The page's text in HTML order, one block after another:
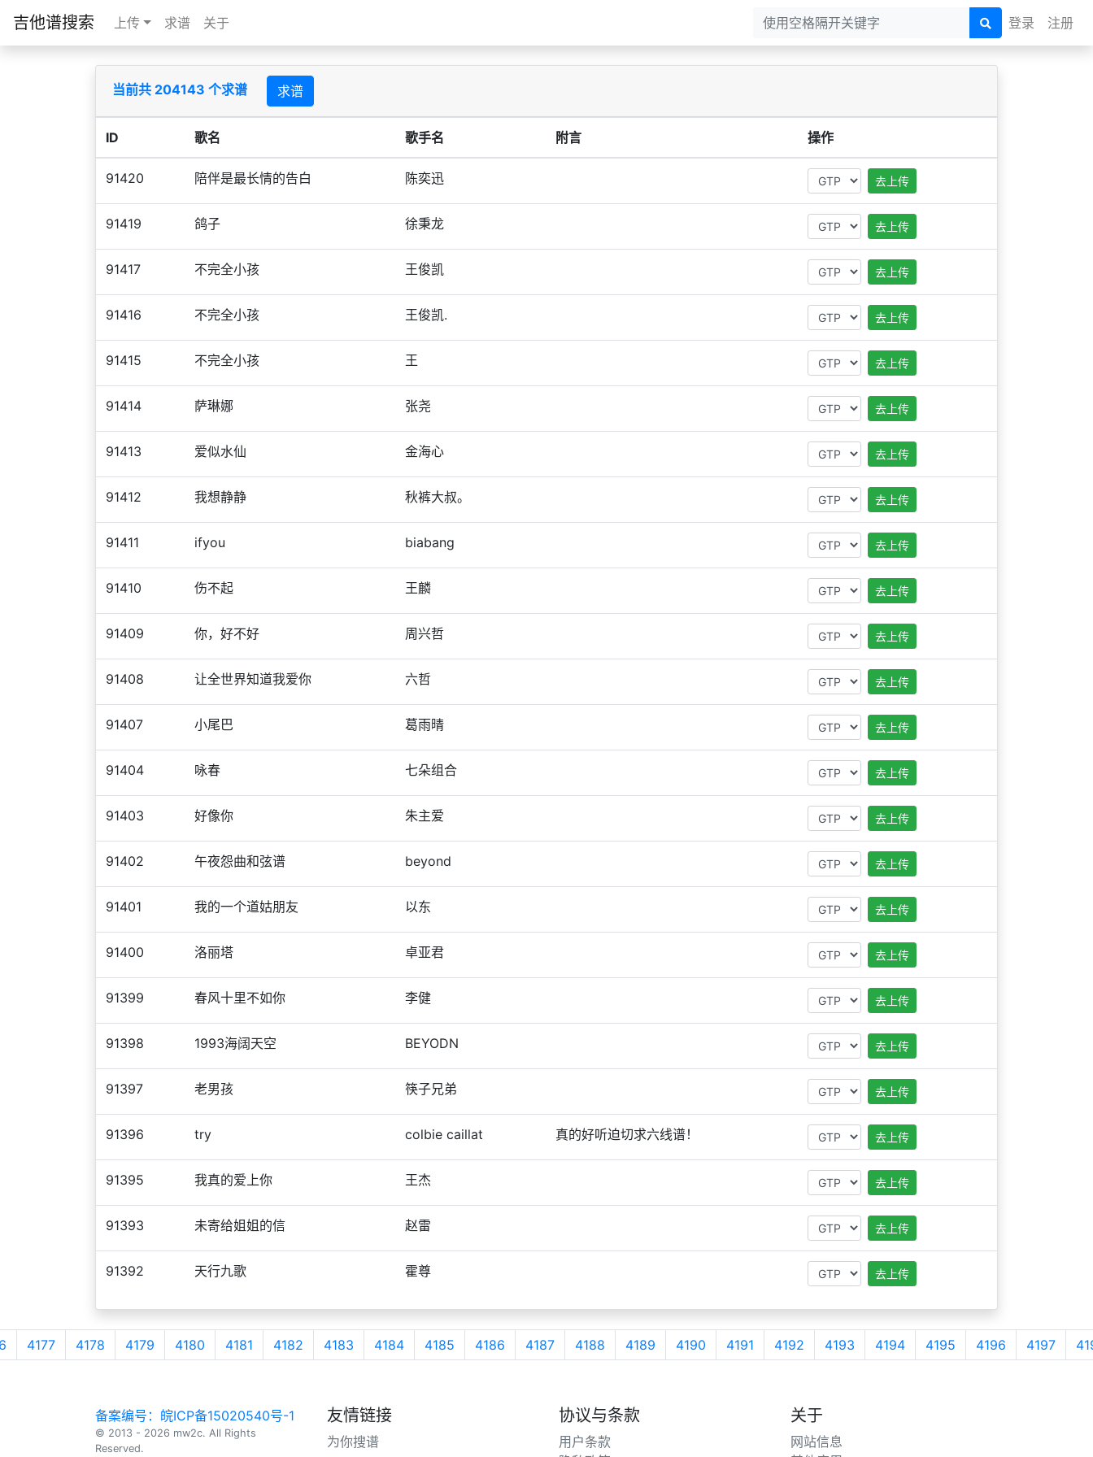
吉他谱搜索 上传 求谱 关于 登录 注册
当前共 204143 个求谱 求谱
ID 歌名 歌手名 附言 操作
91420 陪伴是最长情的告白 陈奕迅 去上传
91419 鸽子 徐秉龙 去上传
91417 不完全小孩 王俊凯 去上传
91416 不完全小孩 王俊凯. 去上传
91415 不完全小孩 王 去上传
91414 萨琳娜 张尧 去上传
91413 爱似水仙 金海心 去上传
91412 我想静静 秋裤大叔。 去上传
91411 ifyou biabang 去上传
91410 伤不起 王麟 去上传
91409 你，好不好 周兴哲 去上传
91408 让全世界知道我爱你 六哲 去上传
91407 小尾巴 葛雨晴 去上传
91404 咏春 七朵组合 去上传
91403 好像你 朱主爱 去上传
91402 午夜怨曲和弦谱 beyond 去上传
91401 我的一个道姑朋友 以东 去上传
91400 洛丽塔 卓亚君 去上传
91399 春风十里不如你 李健 去上传
91398 1993海阔天空 BEYODN 去上传
91397 老男孩 筷子兄弟 去上传
91396 try colbie caillat 真的好听迫切求六线谱！ 去上传
91395 我真的爱上你 王杰 去上传
91393 未寄给姐姐的信 赵雷 去上传
91392 天行九歌 霍尊 去上传
4177 4178 4179 4180 4181 4182 4183 4184 4185 4186 4187 4188 4189 4190 4191 4192 4193 4194 4195 4196 4197
备案编号：皖ICP备15020540号-1
© 2013 - 2026 mw2c. All Rights
Reserved.
友情链接
为你搜谱
协议与条款
用户条款
关于
网站信息